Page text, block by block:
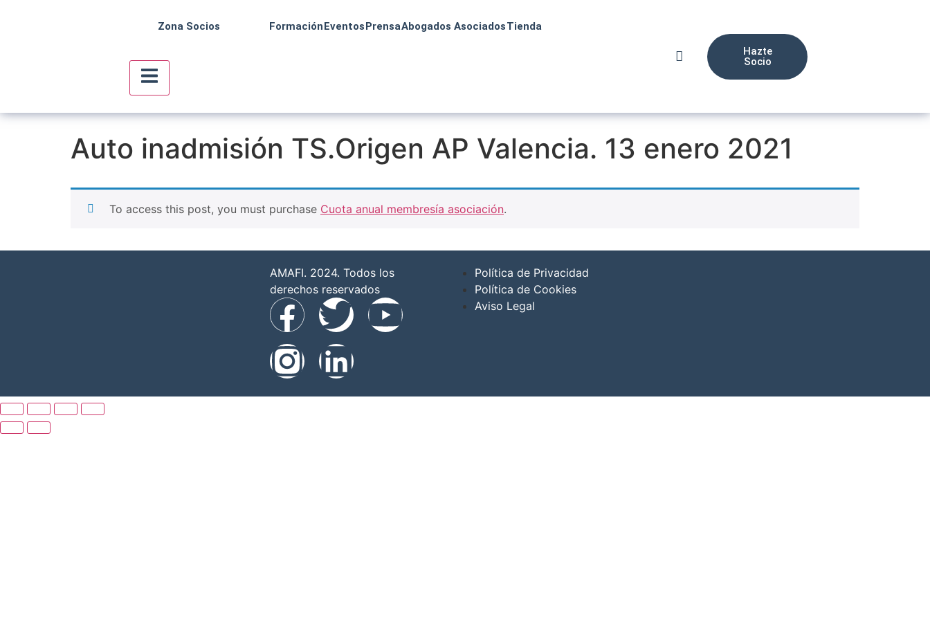
Zona Socios FormaciónEventosPrensaAbogados AsociadosTienda
Menú conmutador hamburguesa
Hazte
Socio
Auto inadmisión TS.Origen AP Valencia. 13 enero 2021
To access this post, you must purchase Cuota anual membresía asociación.
AMAFI. 2024. Todos los
derechos reservados
Política de Privacidad
Política de Cookies
Aviso Legal